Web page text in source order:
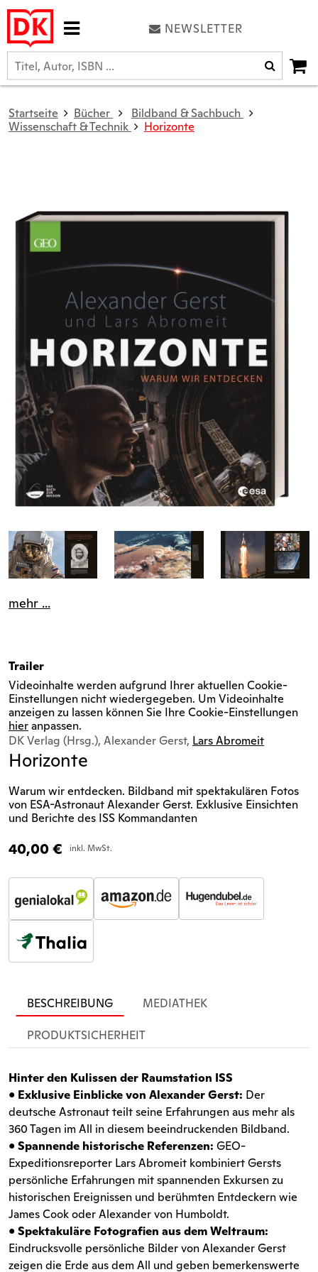
NEWSLETTER
Startseite Bücher
Bildband & Sachbuch
Wissenschaft & Technik
Horizonte
mehr ...
Trailer
Videoinhalte werden aufgrund Ihrer aktuellen Cookie-
Einstellungen nicht wiedergegeben. Um Videoinhalte
anzeigen zu lassen können Sie Ihre Cookie-Einstellungen
hieranpassen.
DK Verlag (Hrsg.), Alexander Gerst, Lars Abromeit
Horizonte
Warum wir entdecken. Bildband mit spektakulären Fotos
von ESA-Astronaut Alexander Gerst. Exklusive Einsichten
und Berichte des ISS Kommandanten
40,00€ inkl. MwSt.
BESCHREIBUNG MEDIATHEK
PRODUKTSICHERHEIT
Hinter den Kulissen der Raumstation ISS
• Exklusive Einblicke von Alexander Gerst: Der
deutsche Astronaut teilt seine Erfahrungen aus mehr als
360 Tagen im All in diesem beeindruckenden Bildband.
•Spannende historische Referenzen: GEO-
Expeditionsreporter Lars Abromeit kombiniert Gersts
persönliche Erfahrungen mit spannenden Exkursen zu
historischen Ereignissen und berühmten Entdeckern wie
James Cook oder Alexander von Humboldt.
•Spektakuläre Fotografien aus dem Weltraum:
Eindrucksvolle persönliche Bilder von Alexander Gerst
zeigen die Erde aus dem All und geben bemerkenswerte